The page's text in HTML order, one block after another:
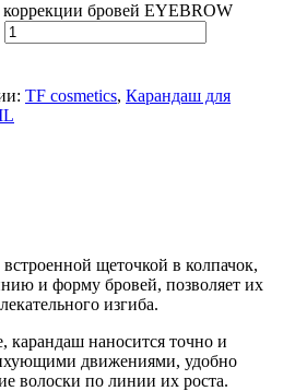
бровей EYEBROW
TF cosmetics, Карандаш для
щеточкой в колпачок,
и форму бровей, позволяет их
изгиба.
карандаш наносится точно и
движениями, удобно
волоски по линии их роста.